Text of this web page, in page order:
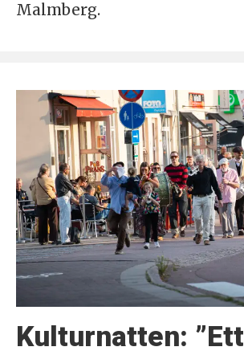
Malmberg.
Kulturnatten: ”Ett